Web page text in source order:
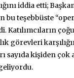
iddia etti;
bu teşebbüste
Katılımcıların
görevleri
sayıda kişiden çok